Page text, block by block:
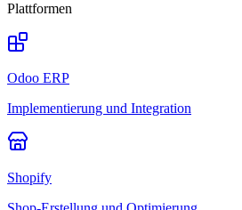
Plattformen
Odoo ERP
Implementierung und Integration
Shopify